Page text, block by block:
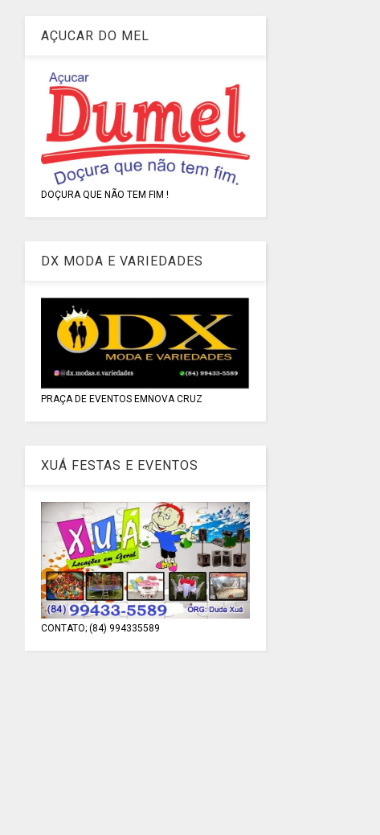
AÇUCAR DO MEL
DOÇURA QUE NÃO TEM FIM !
DX MODA E VARIEDADES
PRAÇA DE EVENTOS EMNOVA CRUZ
XUÁ FESTAS E EVENTOS
CONTATO; (84) 994335589